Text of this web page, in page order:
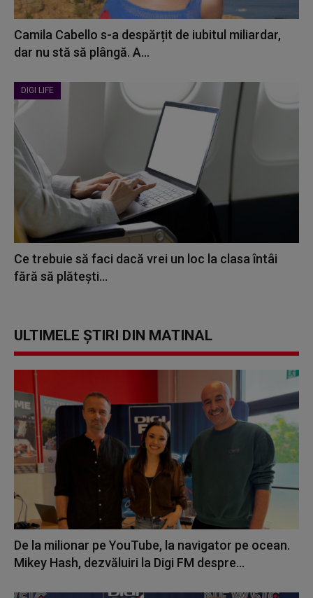
Camila Cabello s-a despărțit de iubitul miliardar,
dar nu stă să plângă. A...
DIGI LIFE
Ce trebuie să faci dacă vrei un loc la clasa întâi
fără să plătești...
ULTIMELE ȘTIRI DIN MATINAL
De la milionar pe YouTube, la navigator pe ocean.
Mikey Hash, dezvăluiri la Digi FM despre...